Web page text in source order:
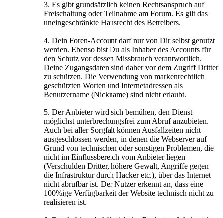
3. Es gibt grundsätzlich keinen Rechtsanspruch auf
Freischaltung oder Teilnahme am Forum. Es gilt das
uneingeschränkte Hausrecht des Betreibers.
4. Dein Foren-Account darf nur von Dir selbst genutzt
werden. Ebenso bist Du als Inhaber des Accounts für
den Schutz vor dessen Missbrauch verantwortlich.
Deine Zugangsdaten sind daher vor dem Zugriff Dritter
zu schützen. Die Verwendung von markenrechtlich
geschützten Worten und Internetadressen als
Benutzername (Nickname) sind nicht erlaubt.
5. Der Anbieter wird sich bemühen, den Dienst
möglichst unterbrechungsfrei zum Abruf anzubieten.
Auch bei aller Sorgfalt können Ausfallzeiten nicht
ausgeschlossen werden, in denen die Webserver auf
Grund von technischen oder sonstigen Problemen, die
nicht im Einflussbereich vom Anbieter liegen
(Verschulden Dritter, höhere Gewalt, Angriffe gegen
die Infrastruktur durch Hacker etc.), über das Internet
nicht abrufbar ist. Der Nutzer erkennt an, dass eine
100%ige Verfügbarkeit der Website technisch nicht zu
realisieren ist.